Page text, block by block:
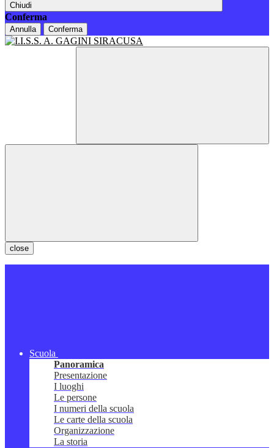
Chiudi
Conferma
Annulla Conferma
close
Scuola
Panoramica
Presentazione
I luoghi
Le persone
I numeri della scuola
Le carte della scuola
Organizzazione
La storia